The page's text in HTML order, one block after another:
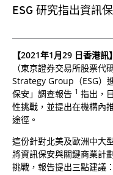
ESG 研究指出資訊
【2021年1月29 日香港訊】
（東京證券交易所股票代
Strategy Group（ESG）
保安」調查報告 1 指出，
性挑戰，並提出在機構內
途徑。
這份針對北美及歐洲中大
將資訊保安與關鍵商業計
挑戰，報告提出三點建議：